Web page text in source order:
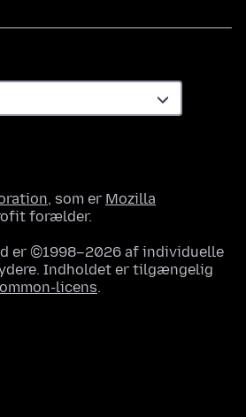
, som er Mozilla
forælder.
er ©1998–2026 af individuelle
Indholdet er tilgængelig
licens.